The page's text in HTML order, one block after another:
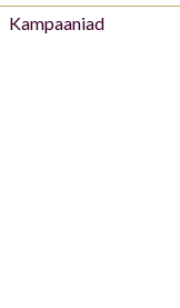
Kampaaniad